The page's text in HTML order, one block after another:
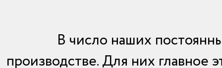
В число наших
производстве. Для них главное